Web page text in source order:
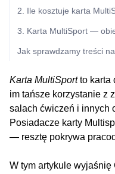
2. Ile kosztuje karta
3. Karta MultiSport —
Jak sprawdzamy treści
Karta MultiSportto karta
im tańsze korzystanie z
salach ćwiczeń i innych
Posiadacze karty
— resztę pokrywa
W tym artykule wyjaśnię